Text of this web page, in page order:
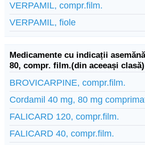
VERPAMIL, compr.film.
VERPAMIL, fiole
Medicamente cu indicații
80, compr. film.(din aceeași
BROVICARPINE, compr.film.
Cordamil 40 mg, 80 mg
FALICARD 120, compr.film.
FALICARD 40, compr.film.